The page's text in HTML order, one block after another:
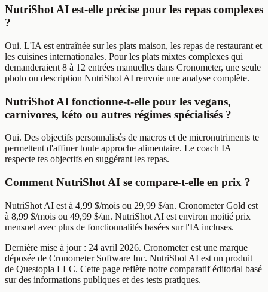
NutriShot AI est-elle précise pour les repas complexes
?
Oui. L'IA est entraînée sur les plats maison, les repas de restaurant et
les cuisines internationales. Pour les plats mixtes complexes qui
demanderaient 8 à 12 entrées manuelles dans Cronometer, une seule
photo ou description NutriShot AI renvoie une analyse complète.
NutriShot AI fonctionne-t-elle pour les vegans,
carnivores, kéto ou autres régimes spécialisés ?
Oui. Des objectifs personnalisés de macros et de micronutriments te
permettent d'affiner toute approche alimentaire. Le coach IA
respecte tes objectifs en suggérant les repas.
Comment NutriShot AI se compare-t-elle en prix ?
NutriShot AI est à 4,99 $/mois ou 29,99 $/an. Cronometer Gold est
à 8,99 $/mois ou 49,99 $/an. NutriShot AI est environ moitié prix
mensuel avec plus de fonctionnalités basées sur l'IA incluses.
Dernière mise à jour : 24 avril 2026. Cronometer est une marque
déposée de Cronometer Software Inc. NutriShot AI est un produit
de Questopia LLC. Cette page reflète notre comparatif éditorial basé
sur des informations publiques et des tests pratiques.